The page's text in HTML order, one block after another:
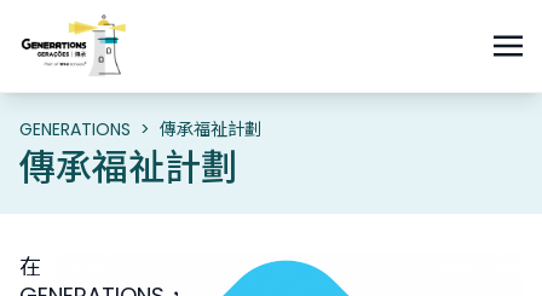
GENERATIONS > 傳承福祉計劃
傳承福祉計劃
在